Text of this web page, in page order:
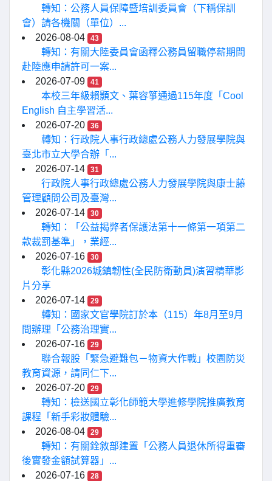
轉知：公務人員保障暨培訓委員會（下稱保訓
會）請各機關（單位）...
2026-08-04
43
轉知：有關大陸委員會函釋公務員留職停薪期間
赴陸應申請許可一案...
2026-07-09
41
本校三年級賴顥文、葉容箏通過115年度「Cool
English 自主學習活...
2026-07-20
36
轉知：行政院人事行政總處公務人力發展學院與
臺北市立大學合辦「...
2026-07-14
31
行政院人事行政總處公務人力發展學院與康士藤
管理顧問公司及臺灣...
2026-07-14
30
轉知：「公益揭弊者保護法第十一條第一項第二
款裁罰基準」，業經...
2026-07-16
30
彰化縣2026城鎮韌性(全民防衛動員)演習精華影
片分享
2026-07-14
29
轉知：國家文官學院訂於本（115）年8月至9月
間辦理「公務治理實...
2026-07-16
29
聯合報股「緊急避難包－物資大作戰」校園防災
教育資源，請同仁下...
2026-07-20
29
轉知：檢送國立彰化師範大學進修學院推廣教育
課程「新手彩妝體驗...
2026-08-04
29
轉知：有關銓敘部建置「公務人員退休所得重審
後實發金額試算器」...
2026-07-16
28